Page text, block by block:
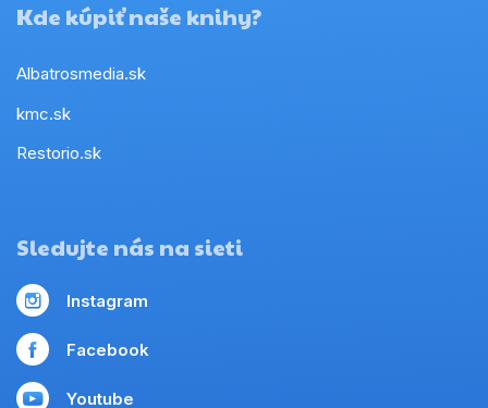
Kde kúpiť naše knihy?
Albatrosmedia.sk
kmc.sk
Restorio.sk
Sledujte nás na sieti
Instagram
Facebook
Youtube